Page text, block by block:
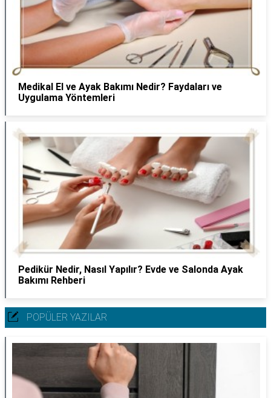
Medikal El ve Ayak Bakımı Nedir? Faydaları ve
Uygulama Yöntemleri
Pedikür Nedir, Nasıl Yapılır? Evde ve Salonda Ayak
Bakımı Rehberi
POPÜLER YAZILAR